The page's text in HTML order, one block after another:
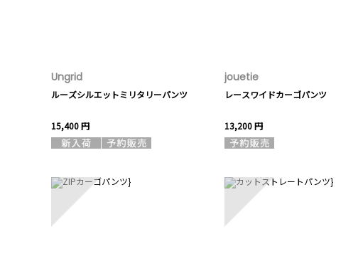
Ungrid
ルーズシルエットミリタリーパンツ
15,400 円
jouetie
レースワイドカーゴパンツ
13,200 円